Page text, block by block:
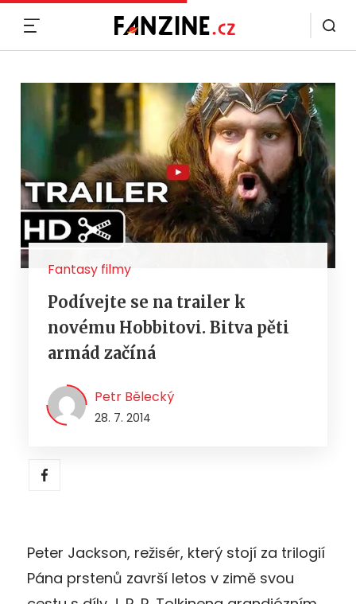
Fantasy filmy
Podívejte se na trailer k
novému Hobbitovi. Bitva pěti
armád začíná
Petr Bělecký
28. 7. 2014
Peter Jackson, režisér, který stojí za trilogií
Pána prstenů završí letos v zimě svou